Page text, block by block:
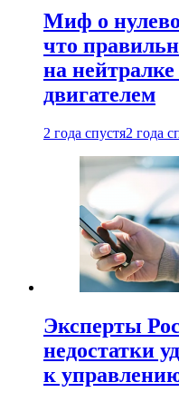
Миф о
что
на
двигателем
2 года спустя2 года
Эксперты
недостатки
к